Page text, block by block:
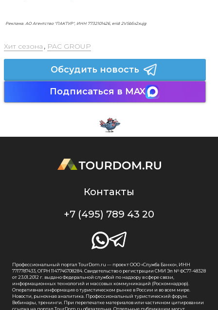
Реклама. АО Агентство "ПАКТУР", ИНН 7732101426, erid: 2VSb5x2xujg
Хит сезона , PAC GROUP
Обсудить новость
Подписаться в MAX
Контакты
+7 (495) 789 43 20
Профессиональный портал TourDom.ru — проект ООО «Служба Банко», ИНН
7717787433, ОГРН 1147746708284. Свидетельство о регистрации СМИ Эл № ФС77-48328
от 23.01.2012 г. выдано Федеральной службой по надзору в сфере связи,
информационных технологий и массовых коммуникаций (Роскомнадзор).
Оперативная информация о туристическом рынке в России и во всем мире.
Новости, рыночная аналитика. Профессиональный туристический форум.
Вебинары, тренинги. При перепечатке материалов или частичном цитировании
ссылка на портал TourDom.ru обязательна. Отдельные публикации могут